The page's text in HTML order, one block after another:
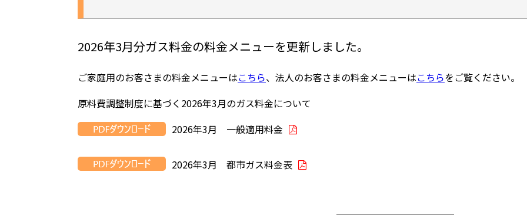
2026年3月分ガス料金の料金メニューを更新しました。
ご家庭用のお客さまの料金メニューはこちら、法人のお客さまの料金メニューはこちらをご覧ください。
原料費調整制度に基づく2026年3月のガス料金について
2026年3月 一般適用料金
2026年3月 都市ガス料金表